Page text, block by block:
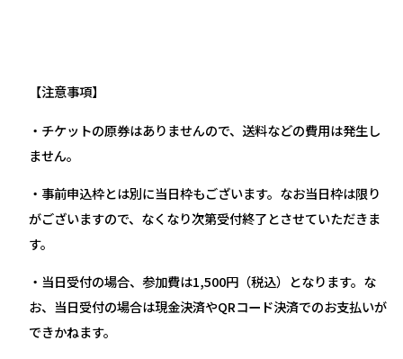
【注意事項】
・チケットの原券はありませんので、送料などの費用は発生し
ません。
・事前申込枠とは別に当日枠もございます。なお当日枠は限り
がございますので、なくなり次第受付終了とさせていただきま
す。
・当日受付の場合、参加費は1,500円（税込）となります。な
お、当日受付の場合は現金決済やQRコード決済でのお支払いが
できかねます。